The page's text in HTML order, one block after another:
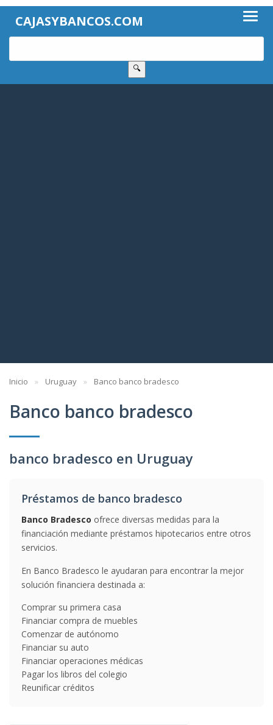
CAJASYBANCOS.COM
🔍
Inicio Uruguay Banco banco bradesco
Banco banco bradesco
banco bradesco en Uruguay
Préstamos de banco bradesco
Banco Bradesco ofrece diversas medidas para la
financiación mediante préstamos hipotecarios entre otros
servicios.
En Banco Bradesco le ayudaran para encontrar la mejor
solución financiera destinada a:
Comprar su primera casa
Financiar compra de muebles
Comenzar de autónomo
Financiar su auto
Financiar operaciones médicas
Pagar los libros del colegio
Reunificar créditos